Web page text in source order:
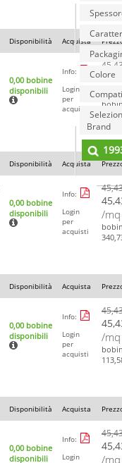
Disponibilità Acquista
0,00 bobine
disponibili
Info:
Login
per
acquisti
45,43
45,43
/mq
Disponibilità Acquista
0,00 bobine
disponibili
Info:
Login
per
acquisti
/mq
Disponibilità Acquista
0,00 bobine
disponibili
Info:
Login
per
acquisti
/mq
Disponibilità Acquista
0,00 bobine
disponibili
Info:
Login
/mq
Colore
Brand